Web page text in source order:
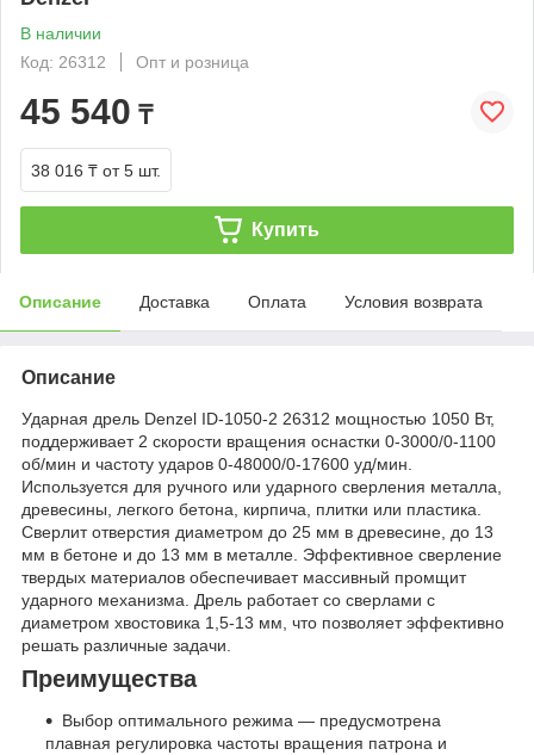
В наличии
Код: 26312
Опт и розница
45 540 ₸
38 016 ₸ от 5 шт.
Купить
Описание Доставка Оплата Условия возврата
Описание
Ударная дрель Denzel ID-1050-2 26312 мощностью 1050 Вт,
поддерживает 2 скорости вращения оснастки 0-3000/0-1100
об/мин и частоту ударов 0-48000/0-17600 уд/мин.
Используется для ручного или ударного сверления металла,
древесины, легкого бетона, кирпича, плитки или пластика.
Сверлит отверстия диаметром до 25 мм в древесине, до 13
мм в бетоне и до 13 мм в металле. Эффективное сверление
твердых материалов обеспечивает массивный промщит
ударного механизма. Дрель работает со сверлами с
диаметром хвостовика 1,5-13 мм, что позволяет эффективно
решать различные задачи.
Преимущества
Выбор оптимального режима — предусмотрена
плавная регулировка частоты вращения патрона и